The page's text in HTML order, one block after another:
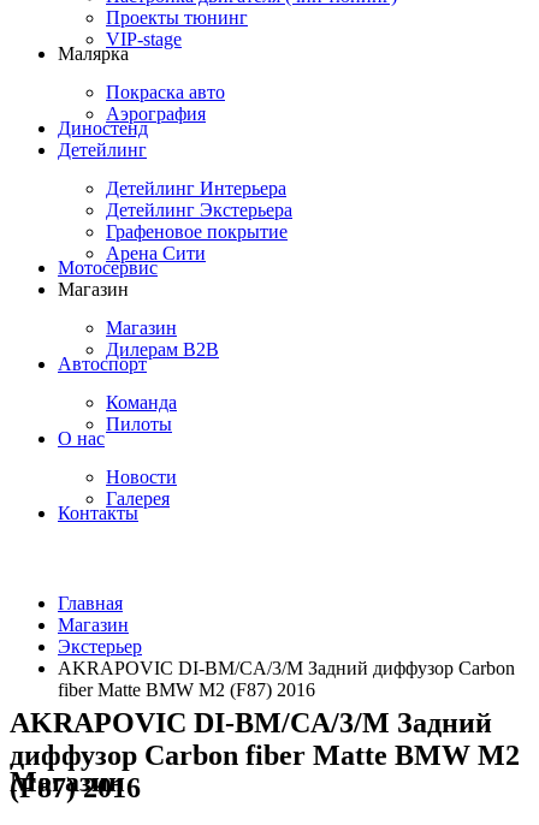
Проекты тюнинг
VIP-stage
Малярка
Покраска авто
Аэрография
Диностенд
Детейлинг
Детейлинг Интерьера
Детейлинг Экстерьера
Графеновое покрытие
Арена Сити
Мотосервис
Магазин
Магазин
Дилерам B2B
Автоспорт
Команда
Пилоты
О нас
Новости
Галерея
Контакты
Главная
Магазин
Экстерьер
AKRAPOVIC DI-BM/CA/3/M Задний диффузор Carbon
fiber Matte BMW M2 (F87) 2016
Магазин
AKRAPOVIC DI-BM/CA/3/M Задний
диффузор Carbon fiber Matte BMW M2
(F87) 2016